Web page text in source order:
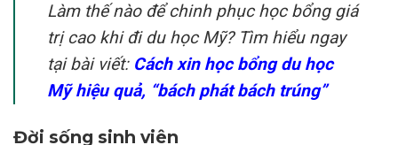
Làm thế nào để chinh phục học bổng giá
trị cao khi đi du học Mỹ? Tìm hiểu ngay
tại bài viết: Cách xin học bổng du học
Mỹ hiệu quả, “bách phát bách trúng”
Đời sống sinh viên